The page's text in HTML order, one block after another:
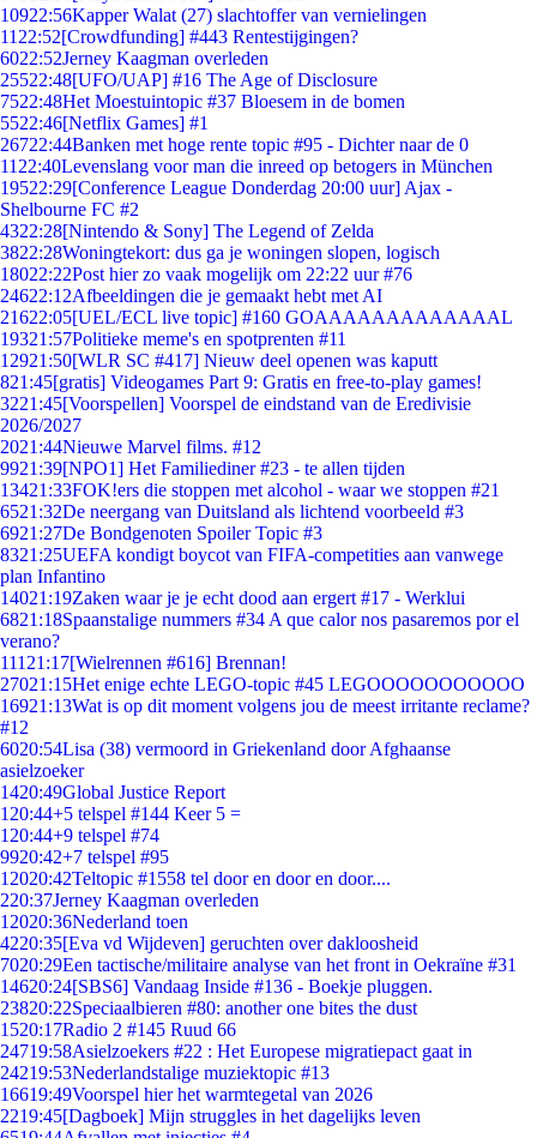
10922:56Kapper Walat (27) slachtoffer van vernielingen
11 22:52[Crowdfunding] #443 Rentestijgingen?
6022:52Jerney Kaagman overleden
25522:48[UFO/UAP] #16 The Age of Disclosure
7522:48Het Moestuintopic #37 Bloesem in de bomen
5522:46[Netflix Games] #1
26722:44Banken met hoge rente topic #95 - Dichter naar de 0
11 22:40Levenslang voor man die inreed op betogers in München
19522:29[Conference League Donderdag 20:00 uur] Ajax -
Shelbourne FC #2
4322:28[Nintendo & Sony] The Legend of Zelda
3822:28Woningtekort: dus ga je woningen slopen, logisch
18022:22Post hier zo vaak mogelijk om 22:22 uur #76
24622:12Afbeeldingen die je gemaakt hebt met AI
21622:05[UEL/ECL live topic] #160 GOAAAAAAAAAAAAAL
19321:57Politieke meme's en spotprenten #11
12921:50[WLR SC #417] Nieuw deel openen was kaputt
821:45[gratis] Videogames Part 9: Gratis en free-to-play games!
3221:45[Voorspellen] Voorspel de eindstand van de Eredivisie
2026/2027
2021:44Nieuwe Marvel films. #12
9921:39[NPO1] Het Familiediner #23 - te allen tijden
13421:33FOK!ers die stoppen met alcohol - waar we stoppen #21
6521:32De neergang van Duitsland als lichtend voorbeeld #3
6921:27De Bondgenoten Spoiler Topic #3
8321:25UEFA kondigt boycot van FIFA-competities aan vanwege
plan Infantino
14021:19Zaken waar je je echt dood aan ergert #17 - Werklui
6821:18Spaanstalige nummers #34 A que calor nos pasaremos por el
verano?
111 21:17[Wielrennen #616] Brennan!
27021:15Het enige echte LEGO-topic #45 LEGOOOOOOOOOOO
16921:13Wat is op dit moment volgens jou de meest irritante reclame?
#12
6020:54Lisa (38) vermoord in Griekenland door Afghaanse
asielzoeker
1420:49Global Justice Report
1 20:44+5 telspel #144 Keer 5 =
1 20:44+9 telspel #74
9920:42+7 telspel #95
12020:42Teltopic #1558 tel door en door en door....
220:37Jerney Kaagman overleden
12020:36Nederland toen
4220:35[Eva vd Wijdeven] geruchten over dakloosheid
7020:29Een tactische/militaire analyse van het front in Oekraïne #31
14620:24[SBS6] Vandaag Inside #136 - Boekje pluggen.
23820:22Speciaalbieren #80: another one bites the dust
1520:17Radio 2 #145 Ruud 66
24719:58Asielzoekers #22 : Het Europese migratiepact gaat in
24219:53Nederlandstalige muziektopic #13
16619:49Voorspel hier het warmtegetal van 2026
2219:45[Dagboek] Mijn struggles in het dagelijks leven